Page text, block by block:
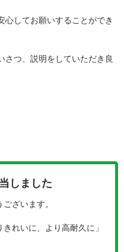
心してお願いすることができ
さつ、説明をしていただき良
しました
ざいます。
れいに、より高耐久に」